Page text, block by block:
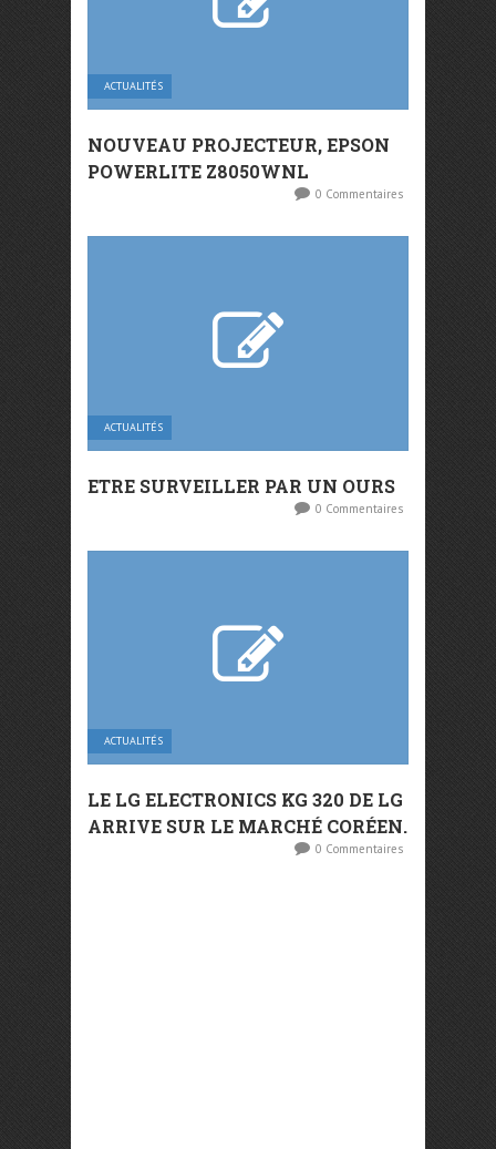
ACTUALITÉS
NOUVEAU PROJECTEUR, EPSON
POWERLITE Z8050WNL
0 Commentaires
ACTUALITÉS
ETRE SURVEILLER PAR UN OURS
0 Commentaires
ACTUALITÉS
LE LG ELECTRONICS KG 320 DE LG
ARRIVE SUR LE MARCHÉ CORÉEN.
0 Commentaires